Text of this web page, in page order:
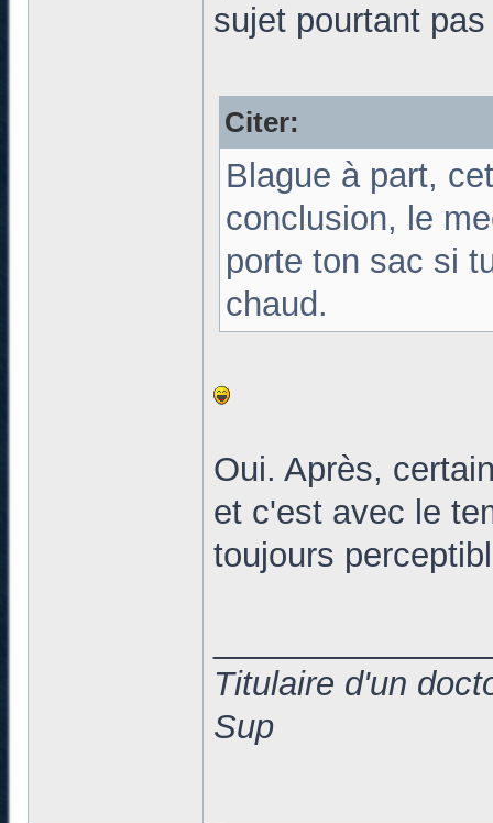
sujet pourtant
Citer:
Blague à part,
conclusion, le
porte ton sac si
chaud.
Oui. Après,
et c'est avec le
toujours
Titulaire d'un
Sup